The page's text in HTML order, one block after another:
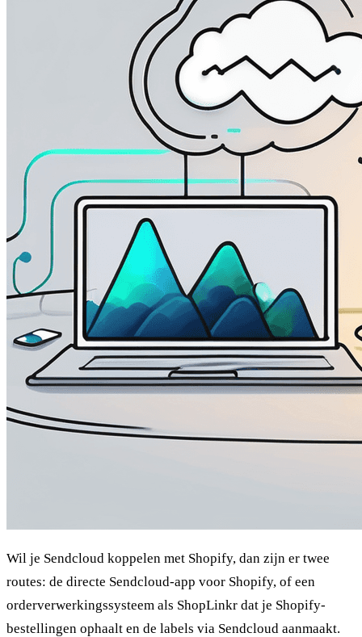
Wil je Sendcloud koppelen met Shopify, dan zijn er twee
routes: de directe Sendcloud-app voor Shopify, of een
orderverwerkingssysteem als ShopLinkr dat je Shopify-
bestellingen ophaalt en de labels via Sendcloud aanmaakt.